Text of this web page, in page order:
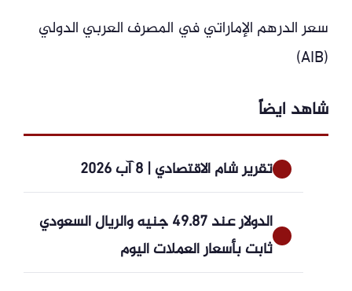
سعر الدرهم الإماراتي في المصرف العربي الدولي
(AIB)
شاهد ايضاً
تقرير شام الاقتصادي | 8 آب 2026
الدولار عند 49.87 جنيه والريال السعودي
ثابت بأسعار العملات اليوم